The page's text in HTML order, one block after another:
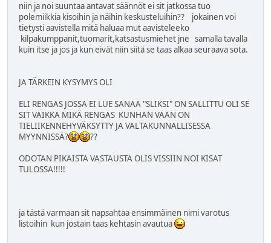
niin ja noi suuntaa antavat säännöt ei sit jatkossa tuo
polemiikkia kisoihin ja näihin keskusteluihin?? jokainen voi
tietysti aavistella mitä haluaa mut aavisteleeko
kilpakumppanit,tuomarit,katsastusmiehet jne samalla tavalla
kuin itse ja jos ja kun eivät niin siitä se taas alkaa seuraava sota.
JA TÄRKEIN KYSYMYS OLI
ELI RENGAS JOSSA EI LUE SANAA "SLIKSI" ON SALLITTU OLI SE
SIT VAIKKA MIKÄ RENGAS KUNHAN VAAN ON
TIELIIKENNEHYVÄKSYTTY JA VALTAKUNNALLISESSA
MYYNNISSÄ?
??
ODOTAN PIKAISTA VASTAUSTA OLIS VISSIIN NOI KISAT
TULOSSA!!!!!
ja tästä varmaan sit napsahtaa ensimmäinen nimi varotus
listoihin kun jostain taas kehtasin avautua